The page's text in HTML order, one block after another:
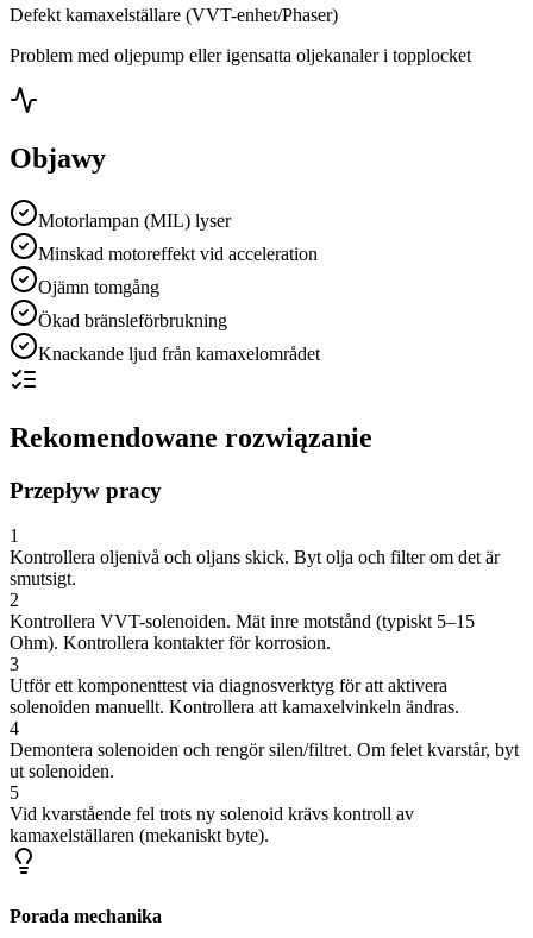
Defekt kamaxelställare (VVT-enhet/Phaser)
Problem med oljepump eller igensatta oljekanaler i topplocket
Objawy
Motorlampan (MIL) lyser
Minskad motoreffekt vid acceleration
Ojämn tomgång
Ökad bränsleförbrukning
Knackande ljud från kamaxelområdet
Rekomendowane rozwiązanie
Przepływ pracy
1
Kontrollera oljenivå och oljans skick. Byt olja och filter om det är
smutsigt.
2
Kontrollera VVT-solenoiden. Mät inre motstånd (typiskt 5–15
Ohm). Kontrollera kontakter för korrosion.
3
Utför ett komponenttest via diagnosverktyg för att aktivera
solenoiden manuellt. Kontrollera att kamaxelvinkeln ändras.
4
Demontera solenoiden och rengör silen/filtret. Om felet kvarstår, byt
ut solenoiden.
5
Vid kvarstående fel trots ny solenoid krävs kontroll av
kamaxelställaren (mekaniskt byte).
Porada mechanika